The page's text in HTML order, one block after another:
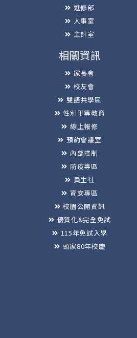
進修部
人事室
主計室
相關資訊
家長會
校友會
雙語共學區
性別平等教育
線上報修
預約會議室
內部控制
防疫專區
員生社
資安專區
校園公開資訊
優質化&完全免試
115年免試入學
頭家80年校慶